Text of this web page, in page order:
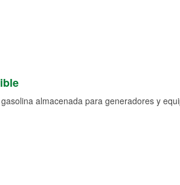
almacenada para generadores y